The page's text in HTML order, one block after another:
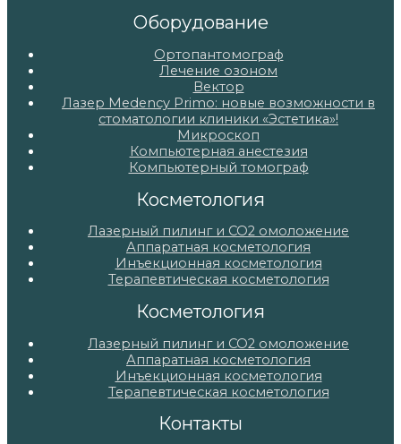
Оборудование
Ортопантомограф
Лечение озоном
Вектор
Лазер Medency Primo: новые возможности в
стоматологии клиники «Эстетика»!
Микроскоп
Компьютерная анестезия
Компьютерный томограф
Косметология
Лазерный пилинг и СО2 омоложение
Аппаратная косметология
Инъекционная косметология
Терапевтическая косметология
Косметология
Лазерный пилинг и СО2 омоложение
Аппаратная косметология
Инъекционная косметология
Терапевтическая косметология
Контакты